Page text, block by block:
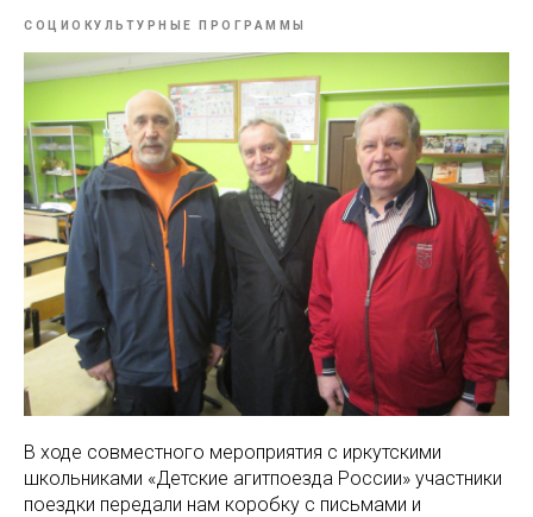
СОЦИОКУЛЬТУРНЫЕ ПРОГРАММЫ
В ходе совместного мероприятия с иркутскими
школьниками «Детские агитпоезда России» участники
поездки передали нам коробку с письмами и